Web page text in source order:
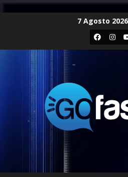
7 Agosto
Facebook